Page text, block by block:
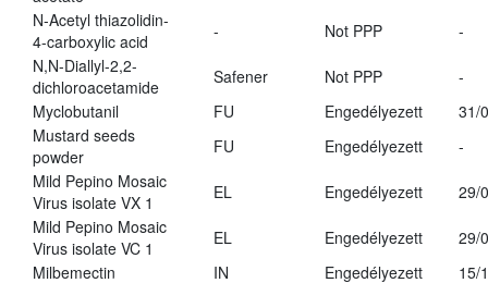
N-Acetyl thiazolidin-
4-carboxylic acid
- Not PPP
-
N,N-Diallyl-2,2-
dichloroacetamide
Safener Not PPP
-
Myclobutanil
FU Engedélyezett
31/
Mustard seeds
powder
FU Engedélyezett
-
Mild Pepino Mosaic
Virus isolate VX 1
EL Engedélyezett
29/
Mild Pepino Mosaic
Virus isolate VC 1
EL Engedélyezett
29/
Milbemectin
IN Engedélyezett
15/